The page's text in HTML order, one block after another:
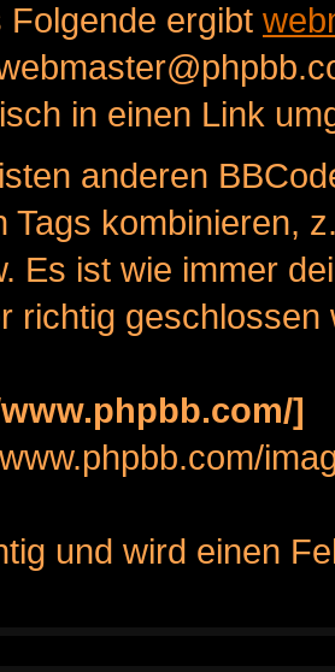
Folgende ergibt
in einen Link
anderen
Tags kombinieren,
Es ist wie immer
richtig geschlossen
]
und wird einen